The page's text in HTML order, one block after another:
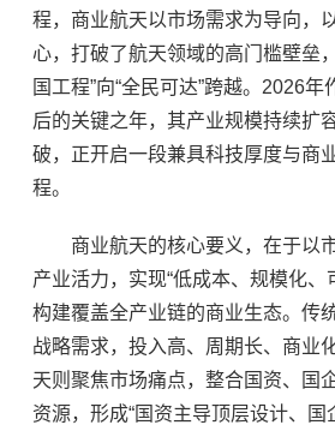
程，商业航天以市场需求为导向，
心，打破了航天领域的高门槛壁垒
国工程”向“全民可达”跨越。2026
后的关键之年，其产业规模持续扩
破，正开启一段兼具科技厚度与商
程。
商业航天的核心要义，在于以
产业活力，实现“低成本、规模化、
构建覆盖全产业链的商业生态。传
战略需求，投入高、周期长、商业
天则聚焦市场痛点，整合国资、国
资源，形成“国资主导顶层设计、